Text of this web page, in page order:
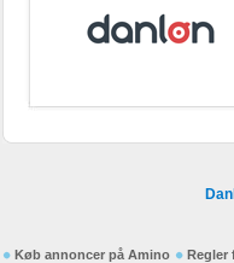
Køb annoncer på Amino Regler